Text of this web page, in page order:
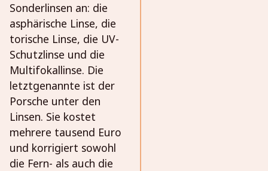
Sonderlinsen an: die
asphärische Linse, die
torische Linse, die UV-
Schutzlinse und die
Multifokallinse. Die
letztgenannte ist der
Porsche unter den
Linsen. Sie kostet
mehrere tausend Euro
und korrigiert sowohl
die Fern- als auch die